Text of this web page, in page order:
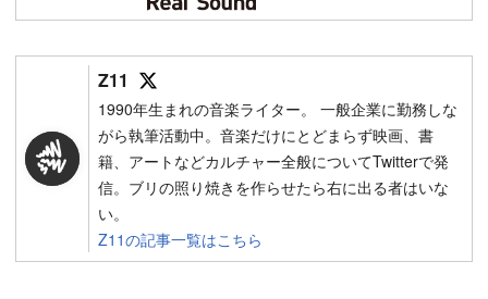
Z11
1990年生まれの音楽ライター。 一般企業に勤務しな
がら執筆活動中。音楽だけにとどまらず映画、書
籍、アートなどカルチャー全般についてTwitterで発
信。ブリの照り焼きを作らせたら右に出る者はいな
い。
Z11の記事一覧はこちら